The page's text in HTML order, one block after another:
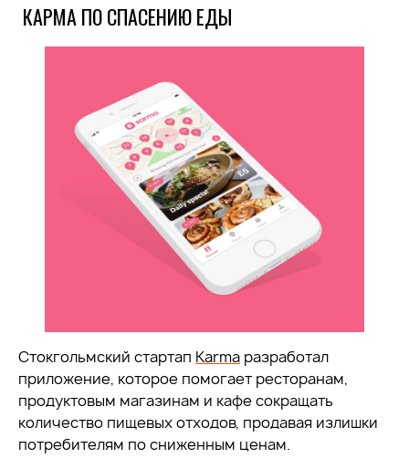
КАРМА ПО СПАСЕНИЮ ЕДЫ
Стокгольмский стартап Karma разработал
приложение, которое помогает ресторанам,
продуктовым магазинам и кафе сокращать
количество пищевых отходов, продавая излишки
потребителям по сниженным ценам.